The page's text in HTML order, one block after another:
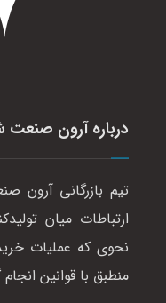
درباره آرون
تیم بازرگانی آرون
ارتباطات میان
نحوی که عملیات
منطبق با قوانین انجام